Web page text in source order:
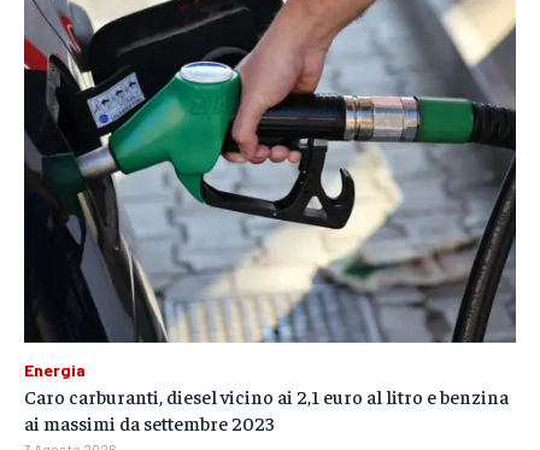
Energia
Caro carburanti, diesel vicino ai 2,1 euro al litro e benzina
ai massimi da settembre 2023